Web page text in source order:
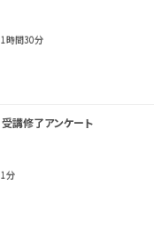
1時間30分
受講修了アンケート
1分